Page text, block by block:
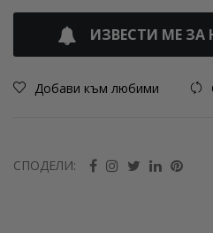
ИЗВЕСТИ МЕ ЗА
Добави към любими
СПОДЕЛИ: